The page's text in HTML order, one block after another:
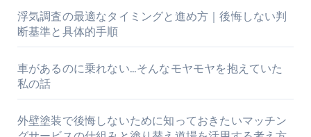
浮気調査の最適なタイミングと進め方｜後悔しない判
断基準と具体的手順
車があるのに乗れない…そんなモヤモヤを抱えていた
私の話
外壁塗装で後悔しないために知っておきたいマッチン